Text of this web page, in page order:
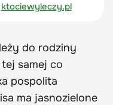
ktociewyleczy.pl
do rodziny
samej co
pospolita
ma jasnozielone